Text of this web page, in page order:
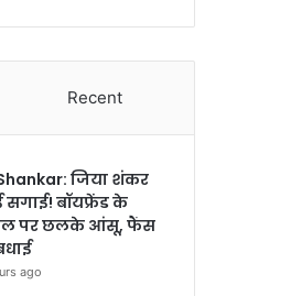
Recent
जिया शंकर
सगाई! बॉयफ्रेंड के
पर छलके आंसू, फैंस
ago